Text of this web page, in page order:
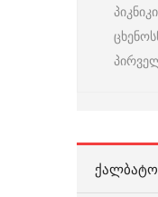
პიკნიკი